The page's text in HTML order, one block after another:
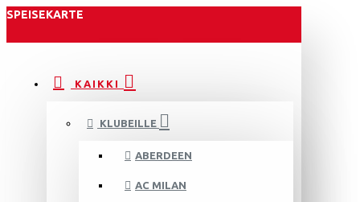
SPEISEKARTE
KAIKKI
KLUBEILLE
ABERDEEN
AC MILAN